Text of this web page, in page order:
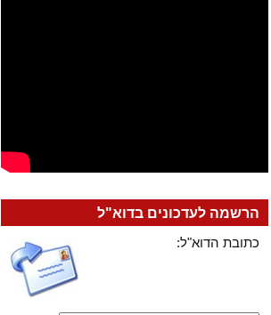
הרשמה לעדכונים בדוא"ל
כתובת הדוא"ל: